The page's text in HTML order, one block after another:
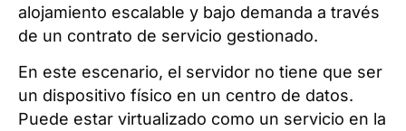
alojamiento escalable y bajo demanda a través
de un contrato de servicio gestionado.
En este escenario, el servidor no tiene que ser
un dispositivo físico en un centro de datos.
Puede estar virtualizado como un servicio en la